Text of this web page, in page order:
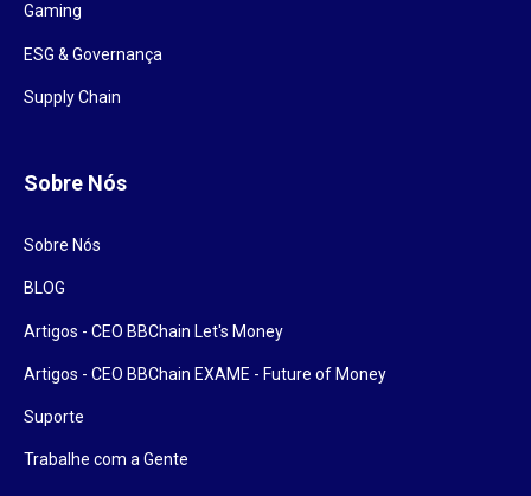
Gaming
ESG & Governança
Supply Chain
Sobre Nós
Sobre Nós
BLOG
Artigos - CEO BBChain Let's Money
Artigos - CEO BBChain EXAME - Future of Money
Suporte
Trabalhe com a Gente